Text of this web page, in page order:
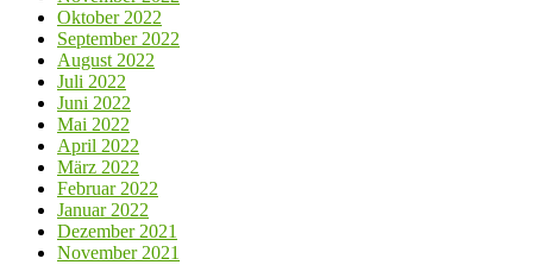
Oktober 2022
September 2022
August 2022
Juli 2022
Juni 2022
Mai 2022
April 2022
März 2022
Februar 2022
Januar 2022
Dezember 2021
November 2021